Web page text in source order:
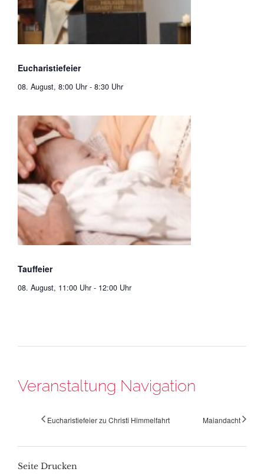
Eucharistiefeier
08. August, 8:00 Uhr - 8:30 Uhr
Tauffeier
08. August, 11:00 Uhr - 12:00 Uhr
Veranstaltung Navigation
Eucharistiefeier zu Christi Himmelfahrt Maiandacht
Seite Drucken